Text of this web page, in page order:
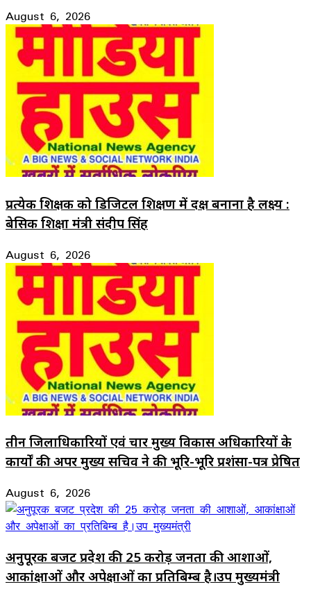
August 6, 2026
प्रत्येक शिक्षक को डिजिटल शिक्षण में दक्ष बनाना है लक्ष्य :
बेसिक शिक्षा मंत्री संदीप सिंह
August 6, 2026
तीन जिलाधिकारियों एवं चार मुख्य विकास अधिकारियों के
कार्यों की अपर मुख्य सचिव ने की भूरि-भूरि प्रशंसा-पत्र प्रेषित
August 6, 2026
अनुपूरक बजट प्रदेश की 25 करोड़ जनता की आशाओं,
आकांक्षाओं और अपेक्षाओं का प्रतिबिम्ब है।उप मुख्यमंत्री